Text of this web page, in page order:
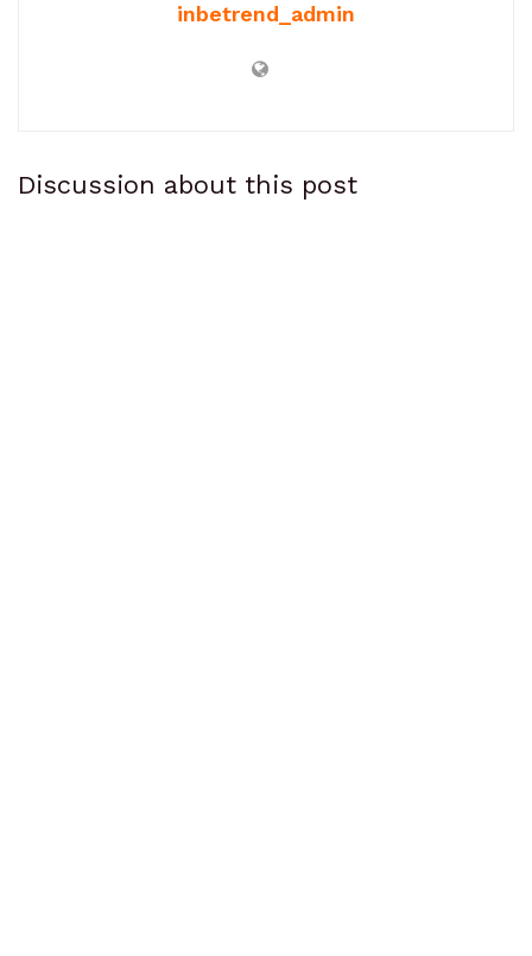
inbetrend_admin
Discussion about this post